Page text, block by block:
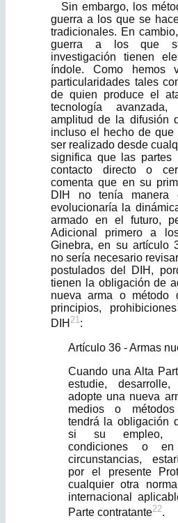
Sin embargo, los
guerra a los que se
tradicionales. En
guerra a los que
investigación tienen
índole. Como hemos
particularidades tales
de quien produce el
tecnología
amplitud de la difusión
incluso el hecho de que
ser realizado desde
significa que las partes
contacto directo o
comenta que en su
DIH no tenía manera
evolucionaría la
armado en el futuro,
Adicional primero a
Ginebra, en su artículo
no sería necesario
postulados del DIH,
tienen la obligación de
nueva arma o método
principios,
DIH 21:
Artículo 36 - Armas
Cuando una Alta
estudie,
adopte una nue­va
medios o
tendrá la obligación
si su empleo,
condiciones o
circunstancias,
por el presente
cualquier otra
internacional
Parte contratante22.